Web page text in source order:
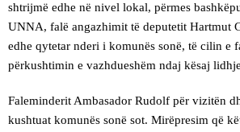
shtrijmë edhe në nivel lokal, përmes
UNNA, falë angazhimit të deputetit Hartmut
edhe qytetar nderi i komunës sonë, të cilin e
përkushtimin e vazhdueshëm ndaj kësaj
Faleminderit Ambasador Rudolf për vizitën
kushtuat komunës sonë sot. Mirëpresim që